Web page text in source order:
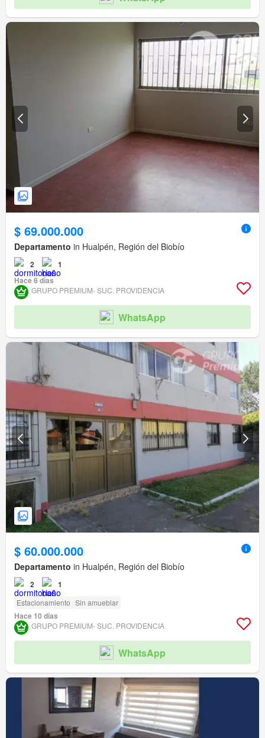
$ 69.000.000
Departamento in Hualpén, Región del Biobío
2
1
Hace 6 días
GRUPO PREMIUM- SUC. PROVIDENCIA
WhatsApp
$ 60.000.000
Departamento in Hualpén, Región del Biobío
2 1
Estacionamiento Sin amueblar
Hace 10 días
GRUPO PREMIUM- SUC. PROVIDENCIA
WhatsApp